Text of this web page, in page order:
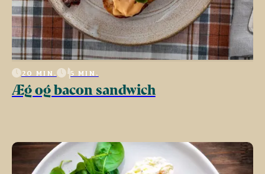
20 MIN. 5 MIN.
Æg og bacon sandwich